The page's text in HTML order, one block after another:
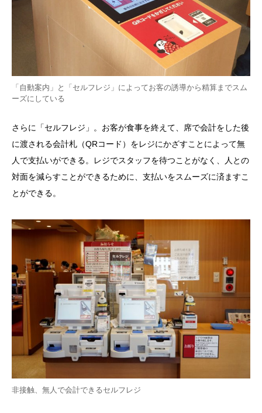
「自動案内」と「セルフレジ」によってお客の誘導から精算までスム
ーズにしている
さらに「セルフレジ」。お客が食事を終えて、席で会計をした後
に渡される会計札（QRコード）をレジにかざすことによって無
人で支払いができる。レジでスタッフを待つことがなく、人との
対面を減らすことができるために、支払いをスムーズに済ますこ
とができる。
非接触、無人で会計できるセルフレジ